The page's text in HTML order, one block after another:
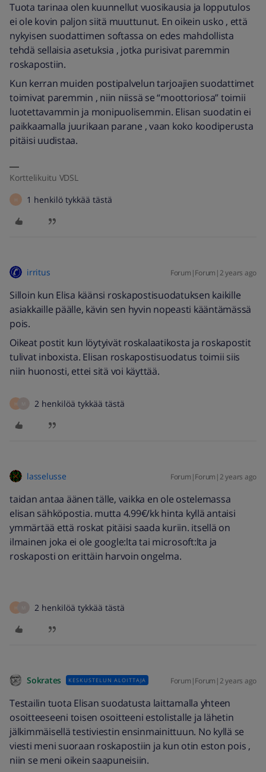
Tuota tarinaa olen kuunnellut vuosikausia ja lopputulos
ei ole kovin paljon siitä muuttunut. En oikein usko , että
nykyisen suodattimen softassa on edes mahdollista
tehdä sellaisia asetuksia , jotka purisivat paremmin
roskapostiin.
Kun kerran muiden postipalvelun tarjoajien suodattimet
toimivat paremmin , niin niissä se “moottoriosa” toimii
luotettavammin ja monipuolisemmin. Elisan suodatin ei
paikkaamalla juurikaan parane , vaan koko koodiperusta
pitäisi uudistaa.
Korttelikuitu VDSL
H 1 henkilö tykkää tästä
irritus Forum|Forum|2 years ago
Silloin kun Elisa käänsi roskapostisuodatuksen kaikille
asiakkaille päälle, kävin sen hyvin nopeasti kääntämässä
pois.
Oikeat postit kun löytyivät roskalaatikosta ja roskapostit
tulivat inboxista. Elisan roskapostisuodatus toimii siis
niin huonosti, ettei sitä voi käyttää.
H 2 henkilöä tykkää tästä
lasselusse Forum|Forum|2 years ago
taidan antaa äänen tälle, vaikka en ole ostelemassa
elisan sähköpostia. mutta 4.99€/kk hinta kyllä antaisi
ymmärtää että roskat pitäisi saada kuriin. itsellä on
ilmainen joka ei ole google:lta tai microsoft:lta ja
roskaposti on erittäin harvoin ongelma.
H 2 henkilöä tykkää tästä
Sokrates KESKUSTELUN ALOITTAJA Forum|Forum|2 years ago
Testailin tuota Elisan suodatusta laittamalla yhteen
osoitteeseeni toisen osoitteeni estolistalle ja lähetin
jälkimmäisellä testiviestin ensinmainittuun. No kyllä se
viesti meni suoraan roskapostiin ja kun otin eston pois ,
niin se meni oikein saapuneisiin.